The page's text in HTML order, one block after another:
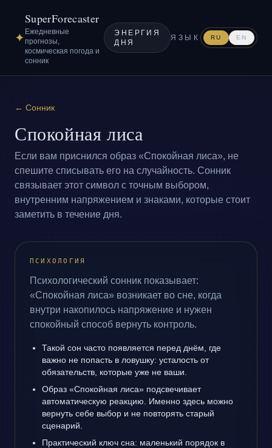
✦
SuperForecaster
Ежедневные
прогнозы,
космическая погода и
сонник
ЭНЕРГИЯ
ДНЯ
ЯЗЫК RU EN
← Сонник
Спокойная лиса
Если вам приснился образ «Спокойная лиса», не
спешите списывать его на случайность. Сонник
связывает этот символ с точным выбором,
внутренним напряжением и знаками, которые стоит
заметить в течение дня.
ПСИХОЛОГИЯ
Психологический сонник показывает:
«Спокойная лиса» возникает во сне, когда
внутри накопилось напряжение и нужен
спокойный способ вернуть контроль.
Такой сон часто появляется перед днём, где
важно не попасть в ловушку: усталость от
обязательств, которые уже не ваши.
Образ «Спокойная лиса» подсвечивает
автоматическую реакцию. Именно здесь можно
вернуть себе выбор и не повторять старый
сценарий.
Практический ключ сна: маленький порядок в